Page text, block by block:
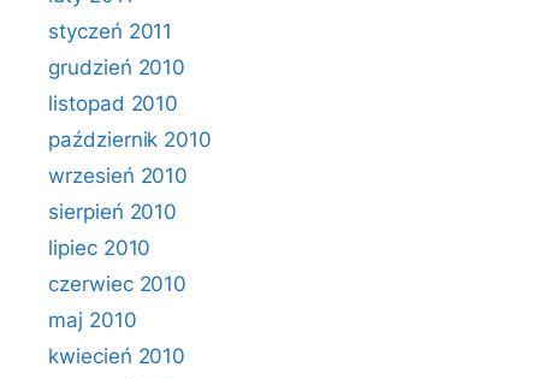
styczeń 2011
grudzień 2010
listopad 2010
październik 2010
wrzesień 2010
sierpień 2010
lipiec 2010
czerwiec 2010
maj 2010
kwiecień 2010